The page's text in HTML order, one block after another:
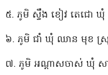
៥. ភូមិ ស្ទឹង ខៀវ តេជោ ឃុំ
៦. ភូមិ ជាំ ឃុំ ឈាន មុខ ស្រុ
៧. ភូមិ អណ្ដាសចាស់ ឃុំ សា